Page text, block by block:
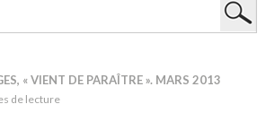
« VIENT DE PARAÎTRE ». MARS 2013
de lecture